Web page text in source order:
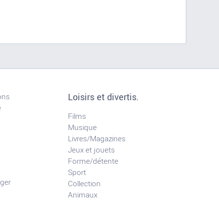
Loisirs et divertis.
Films
Musique
Livres/Magazines
Jeux et jouets
Forme/détente
Sport
Collection
Animaux